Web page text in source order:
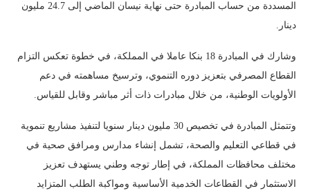
المسددة من حساب المبادرة حتى نهاية نيسان الماضي إلى 24.7 مليون
دينار.
وشارك في المبادرة 18 بنكا عاملا في المملكة، في خطوة تعكس التزام
القطاع المصرفي بتعزيز دوره التنموي، وترسيخ مساهمته في دعم
الأولويات الوطنية، من خلال مبادرات ذات أثر مباشر وقابل للقياس.
وتتمثل المبادرة في تخصيص 30 مليون دينار سنويا لتنفيذ مشاريع تنموية
في قطاعي التعليم والصحة، تشمل إنشاء مدارس ومرافق صحية في
مختلف محافظات المملكة، في إطار توجه وطني يستهدف تعزيز
الاستثمار في القطاعات الخدمية الأساسية ومواكبة الطلب المتزايد